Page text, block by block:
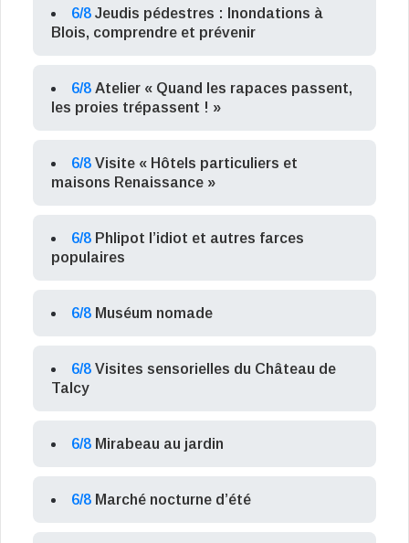
6/8 Jeudis pédestres : Inondations à
Blois, comprendre et prévenir
6/8 Atelier « Quand les rapaces passent,
les proies trépassent ! »
6/8 Visite « Hôtels particuliers et
maisons Renaissance »
6/8 Phlipot l’idiot et autres farces
populaires
6/8 Muséum nomade
6/8 Visites sensorielles du Château de
Talcy
6/8 Mirabeau au jardin
6/8 Marché nocturne d’été